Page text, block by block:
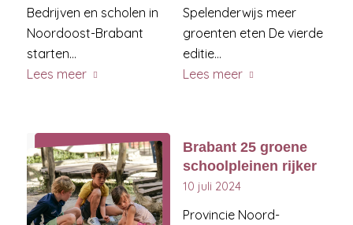
Bedrijven en scholen in
Noordoost-Brabant
starten…
Lees meer
Spelenderwijs meer
groenten eten De vierde
editie…
Lees meer
Brabant 25 groene
schoolpleinen rijker
10 juli 2024
Provincie Noord-